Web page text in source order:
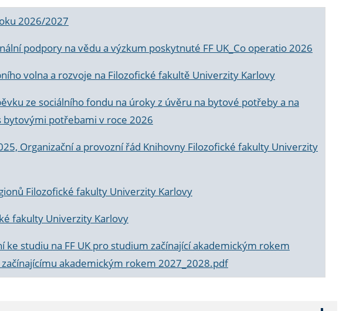
2026/2027
podpory na vědu a výzkum poskytnuté FF UK_Co operatio 2026
volna a rozvoje na Filozofické fakultě Univerzity Karlovy
ze sociálního fondu na úroky z úvěru na bytové potřeby a na
bytovými potřebami v roce 2026
Organizační a provozní řád Knihovny Filozofické fakulty Univerzity
Filozofické fakulty Univerzity Karlovy
fakulty Univerzity Karlovy
studiu na FF UK pro studium začínající akademickým rokem
akademickým rokem 2027_2028.pdf